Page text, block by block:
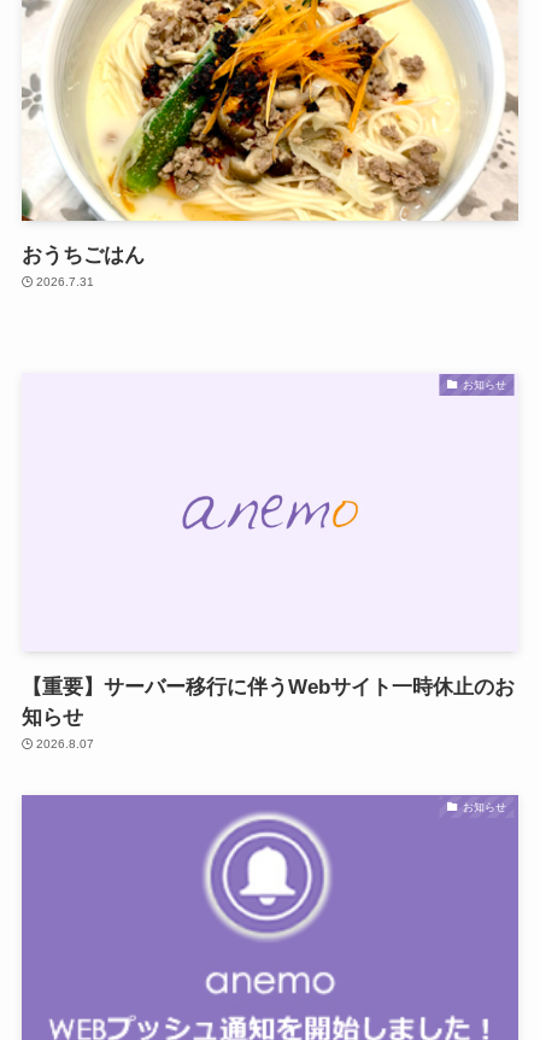
おうちごはん
2026.7.31
お知らせ
【重要】サーバー移行に伴うWebサイト一時休止のお
知らせ
2026.8.07
お知らせ